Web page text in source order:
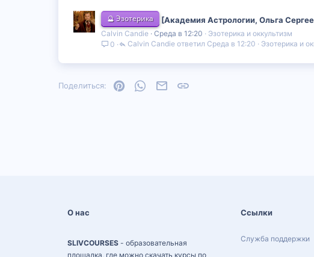
🔮 Эзотерика [Академия Астрологии, Ольга
Calvin Candie Среда в 12:20
Эзотерика и оккультизм
0
Эзотерика и
Среда в 12:20
Calvin Candie
Поделиться: PinterestWhatsAppЭлектронная почта
О нас
SLIVCOURSES - образовательная
площадка, где можно скачать курсы по
Ссылки
Служба поддержки